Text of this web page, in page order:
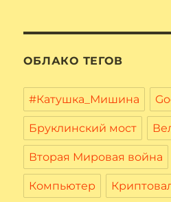
ОБЛАКО ТЕГОВ
#Катушка_Мишина
Бруклинский мост
Вторая Мировая война
Компьютер